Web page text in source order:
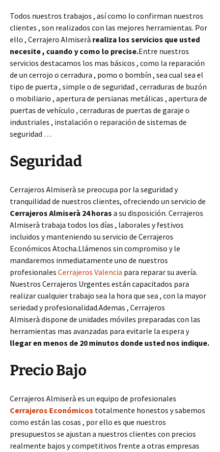
Todos nuestros trabajos , así como lo confirman nuestros
clientes , son realizados con las mejores herramientas. Por
ello , Cerrajero Almiserà realiza los servicios que usted
necesite , cuando y como lo precise.Entre nuestros
servicios destacamos los mas básicos , como la reparación
de un cerrojo o cerradura , pomo o bombín , sea cual sea el
tipo de puerta , simple o de seguridad , cerraduras de buzón
o mobiliario , apertura de persianas metálicas , apertura de
puertas de vehículo , cerraduras de puertas de garaje o
industriales , instalación o reparación de sistemas de
seguridad …
Seguridad
Cerrajeros Almiserà se preocupa por la seguridad y
tranquilidad de nuestros clientes, ofreciendo un servicio de
Cerrajeros Almiserà 24 horas a su disposición. Cerrajeros
Almiserà trabaja todos los días , laborales y festivos
incluidos y manteniendo su servicio de Cerrajeros
Económicos Atocha.Llámenos sin compromiso y le
mandaremos inmediatamente uno de nuestros
profesionales Cerrajeros Valencia para reparar su avería.
Nuestros Cerrajeros Urgentes están capacitados para
realizar cualquier trabajo sea la hora que sea , con la mayor
seriedad y profesionalidad.Ademas , Cerrajeros
Almiserà dispone de unidades móviles preparadas con las
herramientas mas avanzadas para evitarle la espera y
llegar en menos de 20 minutos donde usted nos indique.
Precio Bajo
Cerrajeros Almiserà es un equipo de profesionales
Cerrajeros Económicos totalmente honestos y sabemos
como están las cosas , por ello es que nuestros
presupuestos se ajustan a nuestros clientes con precios
realmente bajos y competitivos frente a otras empresas